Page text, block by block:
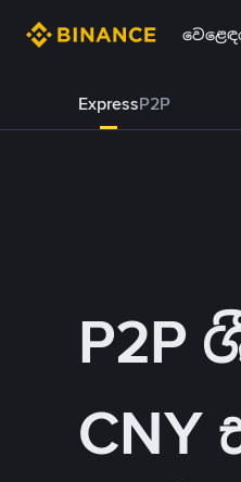
ExpressP2P
P2P